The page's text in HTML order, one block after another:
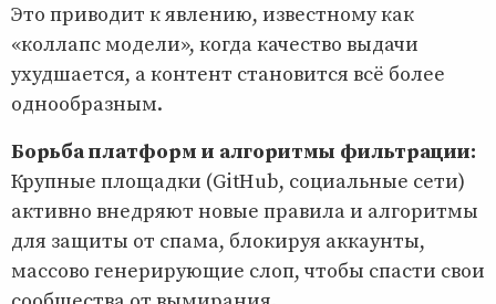
Это приводит к явлению, известному как
«коллапс модели», когда качество выдачи
ухудшается, а контент становится всё более
однообразным.
Борьба платформ и алгоритмы фильтрации:
Крупные площадки (GitHub, социальные сети)
активно внедряют новые правила и алгоритмы
для защиты от спама, блокируя аккаунты,
массово генерирующие слоп, чтобы спасти свои